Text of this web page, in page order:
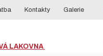
Kontakty Galerie
LAKOVNA